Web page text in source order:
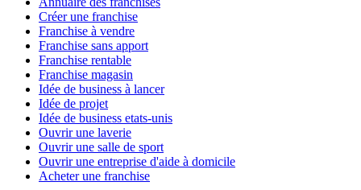
Créer une franchise
Franchise à vendre
Franchise sans apport
Franchise rentable
Franchise magasin
Idée de business à lancer
Idée de projet
Idée de business etats-unis
Ouvrir une laverie
Ouvrir une salle de sport
Ouvrir une entreprise d'aide à domicile
Acheter une franchise